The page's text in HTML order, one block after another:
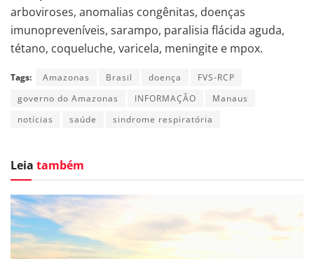
arboviroses, anomalias congênitas, doenças
imunopreveníveis, sarampo, paralisia flácida aguda,
tétano, coqueluche, varicela, meningite e mpox.
Tags: Amazonas Brasil doença
FVS-RCP
governo do Amazonas
INFORMAÇÃO
Manaus
notícias
saúde sindrome respiratória
Leia também